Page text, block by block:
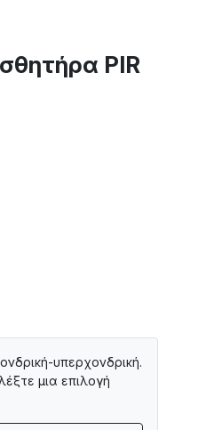
PIR
υπερχονδρική.
μια επιλογή